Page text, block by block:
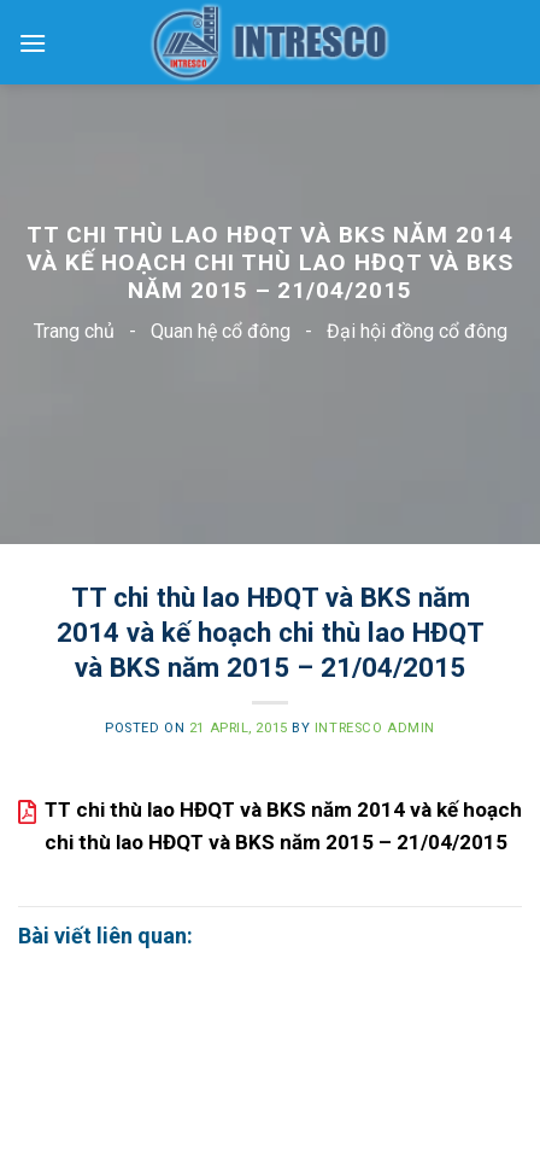
TT CHI THÙ LAO HĐQT VÀ BKS NĂM 2014
VÀ KẾ HOẠCH CHI THÙ LAO HĐQT VÀ BKS
NĂM 2015 – 21/04/2015
Trang chủ - Quan hệ cổ đông - Đại hội đồng cổ đông
TT chi thù lao HĐQT và BKS năm
2014 và kế hoạch chi thù lao HĐQT
và BKS năm 2015 – 21/04/2015
POSTED ON 21 APRIL, 2015 BY INTRESCO ADMIN
TT chi thù lao HĐQT và BKS năm 2014 và kế hoạch
chi thù lao HĐQT và BKS năm 2015 – 21/04/2015
Bài viết liên quan: